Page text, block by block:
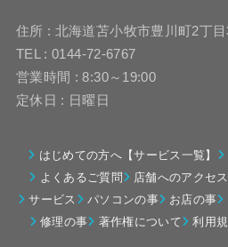
住所 : 北海道苫小牧市豊川町2丁
TEL : 0144-72-6767
営業時間 : 8:30～19:00
定休日 : 日曜日
はじめての方へ【サービス一覧】
よくあるご質問
店舗へのアクセ
サービス
パソコンの事 お店の事
修理の事
著作権について 利用